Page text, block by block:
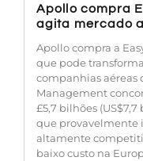
Apollo compra
agita mercado
Apollo compra a
que pode
companhias aéreas
Management
£5,7 bilhões
que provavelmente
altamente
baixo custo na